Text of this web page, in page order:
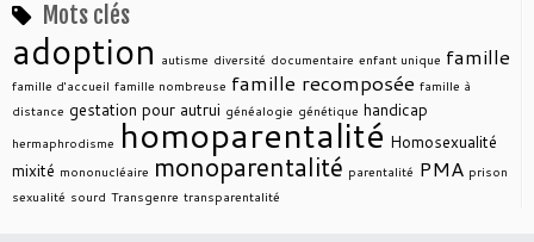
Mots clés
adoption autisme diversité documentaire enfant unique famille
famille d'accueil famille nombreuse famille recomposée famille à
distance gestation pour autrui généalogie génétique handicap
hermaphrodisme homoparentalité Homosexualité
mixité mononucléaire monoparentalité parentalité PMA prison
sexualité sourd Transgenre transparentalité